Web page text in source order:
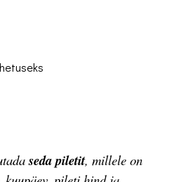
seda piletit, millele on